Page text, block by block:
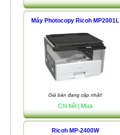
Máy Photocopy Ricoh MP2001L
Giá bán đang cập nhật!
Chi tiết | Mua
Ricoh MP-2400W